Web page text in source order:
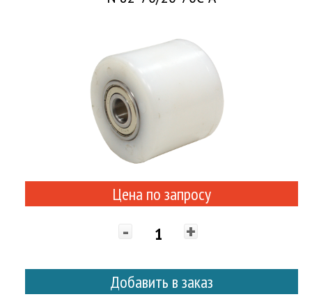
Цена по запросу
- +
Добавить в заказ